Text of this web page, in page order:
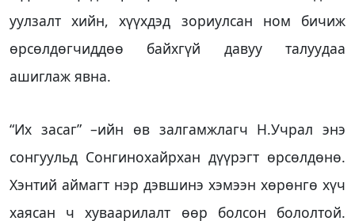
уулзалт хийн, хүүхдэд зориулсан ном бичиж
өрсөлдөгчиддөө байхгүй давуу талуудаа
ашиглаж явна.
“Их засаг” –ийн өв залгамжлагч Н.Учрал энэ
сонгуульд Сонгинохайрхан дүүрэгт өрсөлдөнө.
Хэнтий аймагт нэр дэвшинэ хэмээн хөрөнгө хүч
хаясан ч хуваарилалт өөр болсон бололтой.